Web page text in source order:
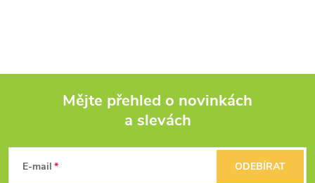
Mějte přehled o novinkách
a slevách
E-mail ODEBÍRAT